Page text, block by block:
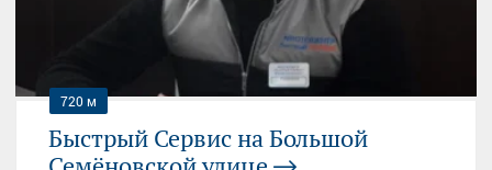
720 м
Быстрый Сервис на Большой